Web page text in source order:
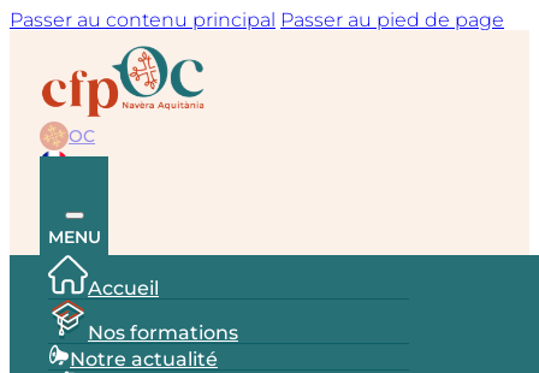
Passer au contenu principal Passer au pied de page
OC
MENU
Accueil
Nos formations
Notre actualité